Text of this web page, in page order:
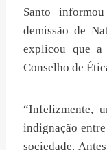
Santo
demissão de
explicou que a
Conselho de
“Infelizmente,
indignação
sociedade.